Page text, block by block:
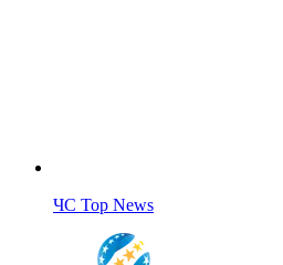
ЧС Top News